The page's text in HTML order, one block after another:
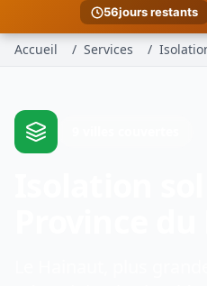
56jours restants
Accueil / Services /